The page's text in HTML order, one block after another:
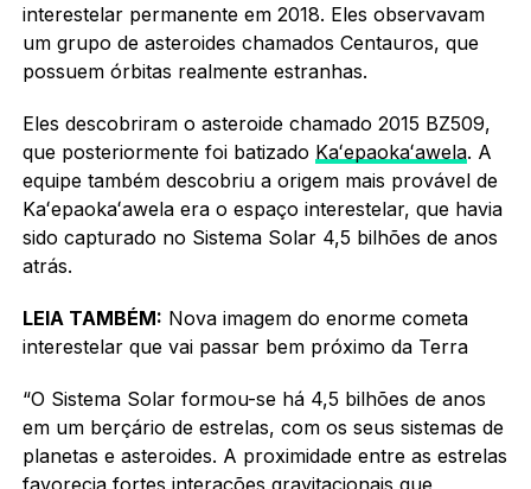
interestelar permanente em 2018. Eles observavam
um grupo de asteroides chamados Centauros, que
possuem órbitas realmente estranhas.
Eles descobriram o asteroide chamado 2015 BZ509,
que posteriormente foi batizado Kaʻepaokaʻawela. A
equipe também descobriu a origem mais provável de
Kaʻepaokaʻawela era o espaço interestelar, que havia
sido capturado no Sistema Solar 4,5 bilhões de anos
atrás.
LEIA TAMBÉM: Nova imagem do enorme cometa
interestelar que vai passar bem próximo da Terra
“O Sistema Solar formou-se há 4,5 bilhões de anos
em um berçário de estrelas, com os seus sistemas de
planetas e asteroides. A proximidade entre as estrelas
favorecia fortes interações gravitacionais que